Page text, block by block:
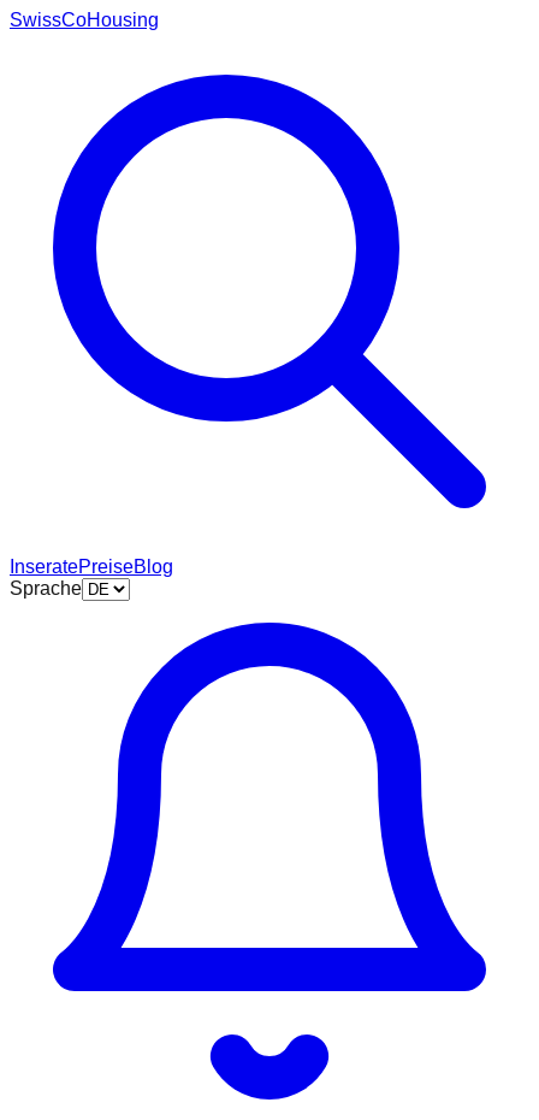
SwissCoHousing
InseratePreiseBlog
Sprache